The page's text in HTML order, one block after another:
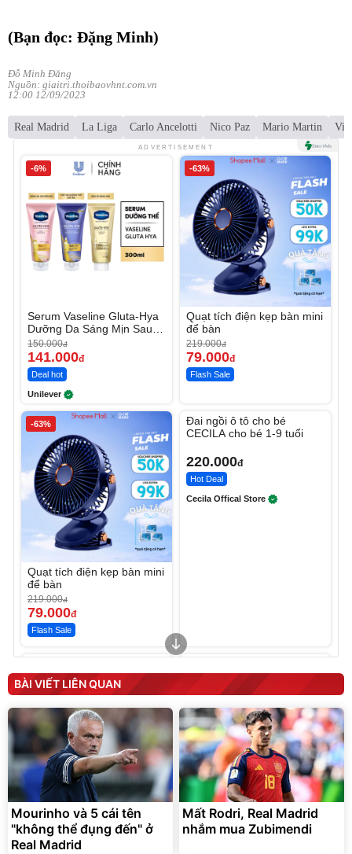
(Bạn đọc: Đặng Minh)
Đỗ Minh Đăng
Nguồn: giaitri.thoibaovhnt.com.vn
12:00 12/09/2023
Real Madrid La Liga Carlo Ancelotti Nico Paz Mario Martin
ADVERTISEMENT
-6%
Serum Vaseline Gluta-Hya
Dưỡng Da Sáng Mịn Sau 7
Ngày
150.000đ
141.000đ
Deal hot
Unilever
-63%
Quạt tích điện kẹp bàn mini
để bàn
219.000đ
79.000đ
Flash Sale
-63%
Quạt tích điện kẹp bàn mini
để bàn
219.000đ
79.000đ
Flash Sale
Đai ngồi ô tô cho bé
CECILA cho bé 1-9 tuổi
220.000đ
Hot Deal
Cecila Offical Store
tức thì Vaseline Body
190.000đ
138.330đ
Discount
D2-001 - Thông Minh
3.000.000
2.200.000đ
Flash Sale
Unmute
Vali Bamozo Khung Nhôm
9066 Size 20/24/28 Cao
Cấp
1.000.000đ
825.000đ
Flash Sale
BÀI VIẾT LIÊN QUAN
Mourinho và 5 cái tên
"không thể đụng đến" ở
Real Madrid
Mất Rodri, Real Madrid
nhắm mua Zubimendi